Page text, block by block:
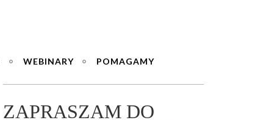
WEBINARY POMAGAMY
ZAPRASZAM DO